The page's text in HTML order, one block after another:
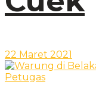
22 Maret 2021